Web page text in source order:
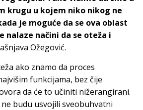
krugu u kojem niko nikog ne
je moguće da se ova oblast
nalaze načini da se oteža i
Ožegović.
ako znamo da proces
funkcijama, bez čije
da će to učiniti nižerangirani.
budu usvojili sveobuhvatni